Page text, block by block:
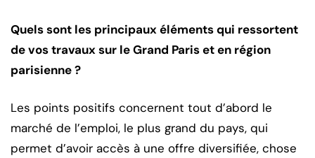
Quels sont les principaux éléments qui ressortent
de vos travaux sur le Grand Paris et en région
parisienne ?
Les points positifs concernent tout d’abord le
marché de l’emploi, le plus grand du pays, qui
permet d’avoir accès à une offre diversifiée, chose